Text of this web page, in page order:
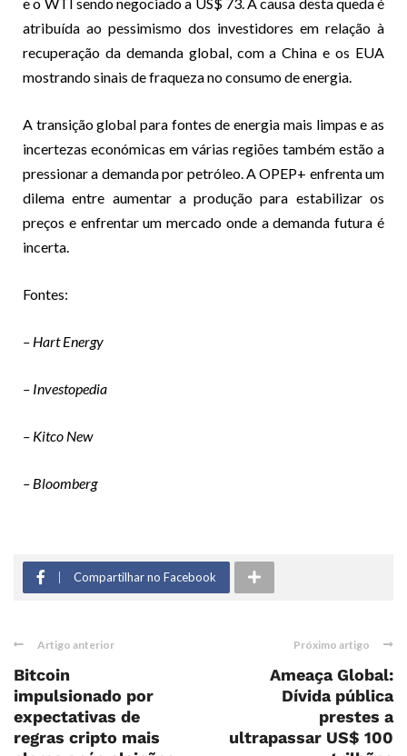
atribuída ao pessimismo dos investidores em relação à
recuperação da demanda global, com a China e os EUA
mostrando sinais de fraqueza no consumo de energia.
A transição global para fontes de energia mais limpas e as
incertezas económicas em várias regiões também estão a
pressionar a demanda por petróleo. A OPEP+ enfrenta um
dilema entre aumentar a produção para estabilizar os
preços e enfrentar um mercado onde a demanda futura é
incerta.
Fontes:
– Hart Energy
– Investopedia
– Kitco New
– Bloomberg
Compartilhar no Facebook
Artigo anterior
Bitcoin
impulsionado por
expectativas de
regras cripto mais
Próximo artigo
Ameaça Global:
Dívida pública
prestes a
ultrapassar US$ 100